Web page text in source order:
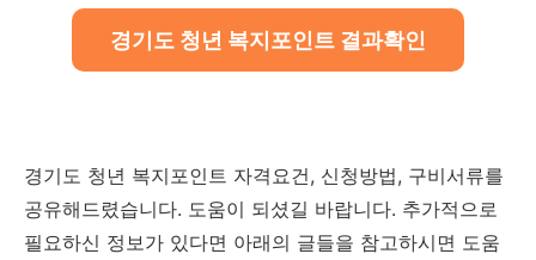
경기도 청년 복지포인트 결과확인
경기도 청년 복지포인트 자격요건, 신청방법, 구비서류를
공유해드렸습니다. 도움이 되셨길 바랍니다. 추가적으로
필요하신 정보가 있다면 아래의 글들을 참고하시면 도움